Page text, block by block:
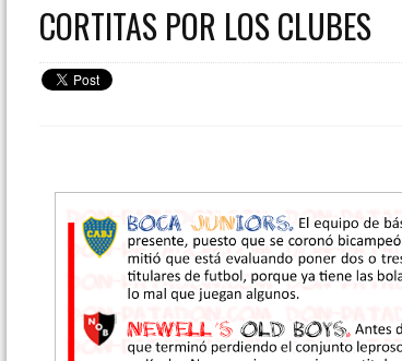
CORTITAS POR LOS CLUBES